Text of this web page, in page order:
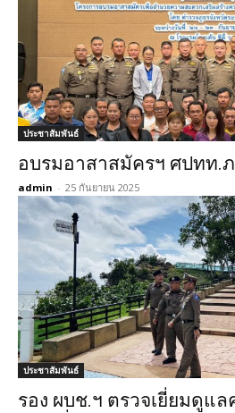
ประชาสัมพันธ์
อบรมอาสาสมัครฯ ศปทท.ภ
admin - 25 กันยายน 2025
ประชาสัมพันธ์
รอง ผบช.ฯ ตรวจเยี่ยมดูแ